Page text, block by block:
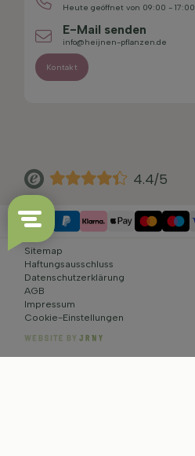
Heute geöffnet von 09:00 - 17:00
E-Mail senden
info@heijnen-pflanzen.de
Kontakt
4.4/5
Sitemap
Haftungsausschluss
Datenschutzerklärung
AGB
Impressum
Cookie-Einstellungen